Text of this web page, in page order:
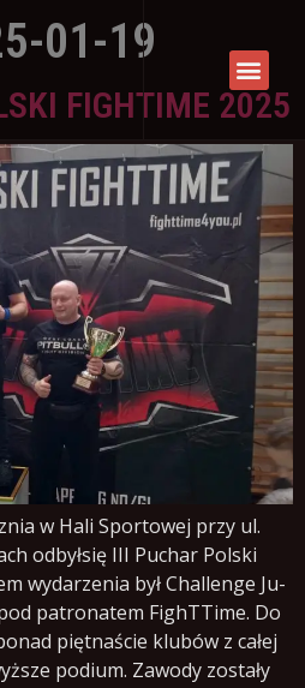
01-19
FIGHTIME 2025
w Hali Sportowej przy ul.
odbyłsię III Puchar Polski
wydarzenia był Challenge Ju-
patronatem FighTTime. Do
piętnaście klubów z całej
podium. Zawody zostały